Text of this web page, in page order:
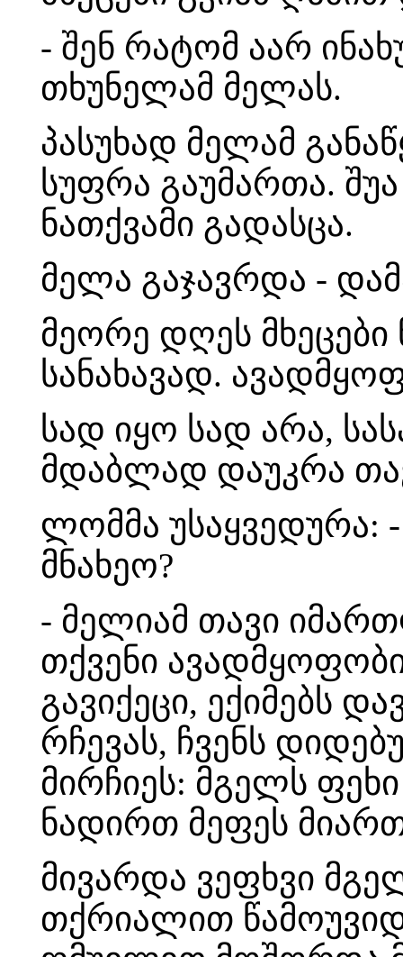
- შენ რატომ აარ
თხუნელამ მელას.
პასუხად მელამ
სუფრა გაუმართა.
ნათქვამი გადასცა.
მელა გაჯავრდა -
მეორე დღეს
სანახავად.
სად იყო სად არა,
მდაბლად დაუკრა
ლომმა უსაყვედურა:
მნახეო?
- მელიამ თავი
თქვენი
გავიქეცი, ექიმებს
რჩევას, ჩვენს
მირჩიეს: მგელს
ნადირთ მეფეს
მივარდა ვეფხვი
თქრიალით